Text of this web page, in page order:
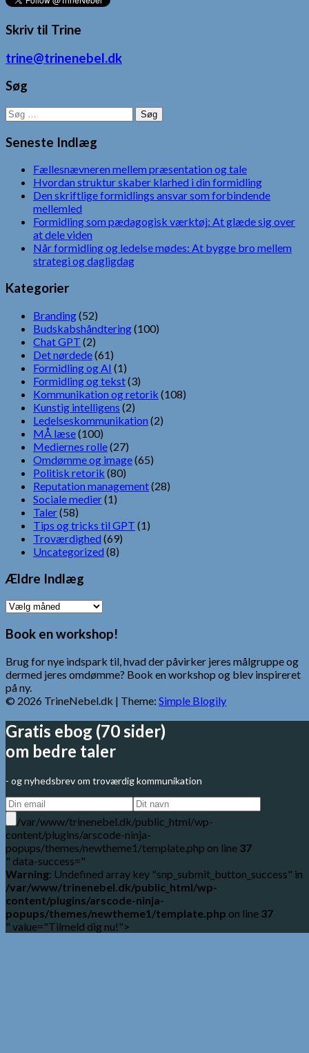
Skriv til Trine
trine@trinenebel.dk
Søg
Søg
efter:
Seneste Indlæg
Fællesnævneren mellem præsentation og tale
Hvordan struktur skaber klarhed i din formidling
Den skriftlige formidlings ansvar som forbindende
mellemled
Formidling som pædagogisk værktøj: At glæde sig over
at dele viden
Når formidling og ledelse mødes: At bygge bro mellem
strategi og dagligdag
Kategorier
Branding(52)
Budskabshåndtering(100)
Chat GPT (2)
Det nørdede(61)
Formidling og AI (1)
Formidling og tekst(3)
Kommunikation og retorik (108)
Kunstig intelligens (2)
Ledelseskommunikation (2)
MÅ læse(100)
Mediernes rolle(27)
Omdømme og image(65)
Politisk retorik (80)
Reputation management(28)
Sociale medier(1)
Taler(58)
Tips og tricks til GPT (1)
Troværdighed (69)
Uncategorized (8)
Ældre Indlæg
Ældre
Book en workshop!
Brug for nye indspark til, hvad der påvirker jeres målgruppe og
dermed jeres omdømme? Book en workshop og blev inspireret
på ny.
© 2026 TrineNebel.dk | Theme: Simple Blogily
Gratis ebog (70 sider)
om bedre taler
- og nyhedsbrev om troværdig kommunikation
/var/www/trinenebel.dk/public_html/wp-
content/plugins/arscode-ninja-
popups/themes/newtheme1/template.php on line 37
" data-success="
Warning: Undefined array key "snp_submit_button_success" in
/var/www/trinenebel.dk/public_html/wp-
content/plugins/arscode-ninja-
popups/themes/newtheme1/template.php on line 37
" value="Tilmeld dig nu!">